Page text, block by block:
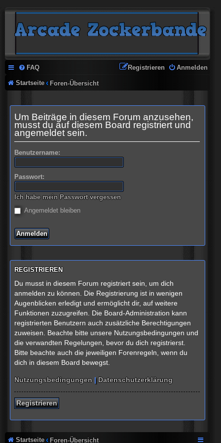
FAQ Anmelden
Registrieren
Startseite Foren-Übersicht
Um Beiträge in diesem Forum anzusehen,
musst du auf diesem Board registriert und
angemeldet sein.
Benutzername:
Passwort:
Ich habe mein Passwort vergessen
Angemeldet bleiben
REGISTRIEREN
Du musst in diesem Forum registriert sein, um dich
anmelden zu können. Die Registrierung ist in wenigen
Augenblicken erledigt und ermöglicht dir, auf weitere
Funktionen zuzugreifen. Die Board-Administration kann
registrierten Benutzern auch zusätzliche Berechtigungen
zuweisen. Beachte bitte unsere Nutzungsbedingungen und
die verwandten Regelungen, bevor du dich registrierst.
Bitte beachte auch die jeweiligen Forenregeln, wenn du
dich in diesem Board bewegst.
Nutzungsbedingungen |Datenschutzerklärung
Registrieren
Startseite Foren-Übersicht